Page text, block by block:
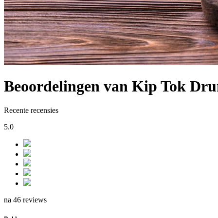
Beoordelingen van Kip Tok
Recente recensies
5.0
na 46 reviews